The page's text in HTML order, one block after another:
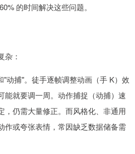
的时间解决这些问题。
杂：
"动捕"。徒手逐帧调整动画（手 K）效
能就要调一周。动作捕捉（动捕）速
，仍需大量修正。而风格化、非通用
或夸张表情，常因缺乏数据储备需